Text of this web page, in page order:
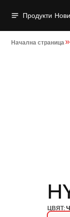
Продукти
Начална страница
ЦВЯТ: